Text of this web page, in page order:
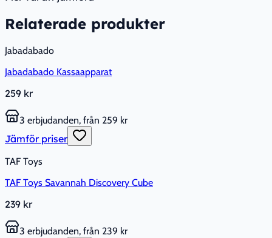
Relaterade produkter
Jabadabado
Jabadabado Kassaapparat
259 kr
3 erbjudanden, från 259 kr
Jämför priser
TAF Toys
TAF Toys Savannah Discovery Cube
239 kr
3 erbjudanden, från 239 kr